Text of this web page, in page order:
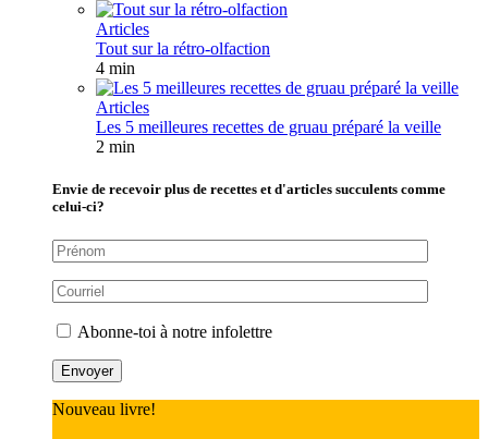
Articles
Tout sur la rétro-olfaction
4 min
Articles
Les 5 meilleures recettes de gruau préparé la veille
2 min
Envie de recevoir plus de recettes et d'articles succulents comme
celui-ci?
Abonne-toi à notre infolettre
Nouveau livre!